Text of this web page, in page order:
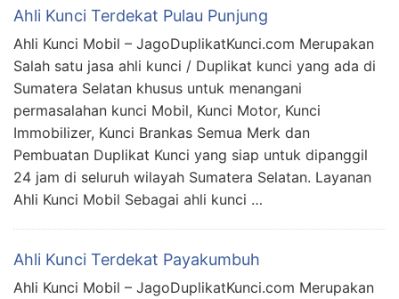
Ahli Kunci Terdekat Pulau Punjung
Ahli Kunci Mobil – JagoDuplikatKunci.com Merupakan
Salah satu jasa ahli kunci / Duplikat kunci yang ada di
Sumatera Selatan khusus untuk menangani
permasalahan kunci Mobil, Kunci Motor, Kunci
Immobilizer, Kunci Brankas Semua Merk dan
Pembuatan Duplikat Kunci yang siap untuk dipanggil
24 jam di seluruh wilayah Sumatera Selatan. Layanan
Ahli Kunci Mobil Sebagai ahli kunci …
Ahli Kunci Terdekat Payakumbuh
Ahli Kunci Mobil – JagoDuplikatKunci.com Merupakan